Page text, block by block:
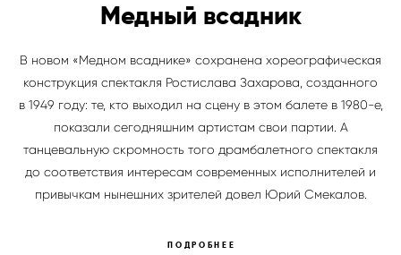
Медный всадник
В новом «Медном всаднике» сохранена хореографическая
конструкция спектакля Ростислава Захарова, созданного
в 1949 году: те, кто выходил на сцену в этом балете в 1980-е,
показали сегодняшним артистам свои партии. А
танцевальную скромность того драмбалетного спектакля
до соответствия интересам современных исполнителей и
привычкам нынешних зрителей довел Юрий Смекалов.
ПОДРОБНЕЕ